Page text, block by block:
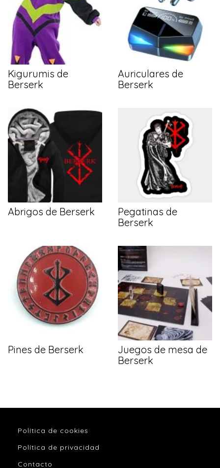
Kigurumis de
Berserk
Auriculares de
Berserk
Abrigos de Berserk
Pegatinas de
Berserk
Pines de Berserk
Juegos de mesa de
Berserk
Política de cookies
Política de privacidad
Contacto